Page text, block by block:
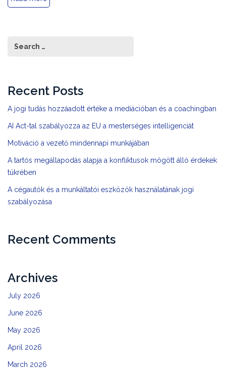
Recent Posts
A jogi tudás hozzáadott értéke a mediációban és a coachingban
AI Act-tal szabályozza az EU a mesterséges intelligenciát
Motiváció a vezető mindennapi munkájában
A tartós megállapodás alapja a konfliktusok mögött álló érdekek
tükrében
A cégautók és a munkáltatói eszközök használatának jogi
szabályozása
Recent Comments
Archives
July 2026
June 2026
May 2026
April 2026
March 2026